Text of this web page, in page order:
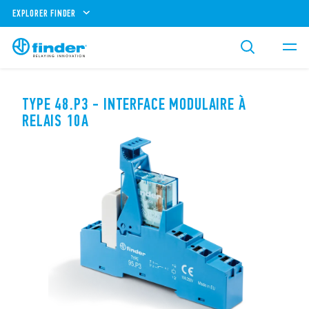
EXPLORER FINDER
TYPE 48.P3 - INTERFACE MODULAIRE À
RELAIS 10A